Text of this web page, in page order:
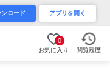
ンロード アプリを開く
0
お気に入り 閲覧履歴